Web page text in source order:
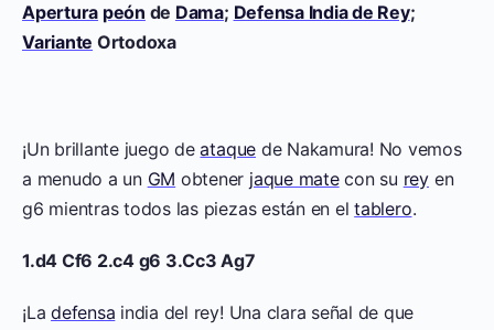
Apertura peón de Dama; Defensa India de Rey;
Variante Ortodoxa
¡Un brillante juego deataque de Nakamura! No vemos
a menudo a un GM obtener jaque matecon su rey en
g6 mientras todos las piezas están en eltablero.
1.d4 Cf6 2.c4 g6 3.Cc3 Ag7
¡Ladefensa india del rey! Una clara señal de que